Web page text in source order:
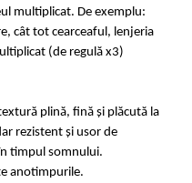
multiplicat. De exemplu:
cât tot cearceaful, lenjeria
(de regulă x3)
plină, fină și plăcută la
rezistent și usor de
timpul somnului.
anotimpurile.